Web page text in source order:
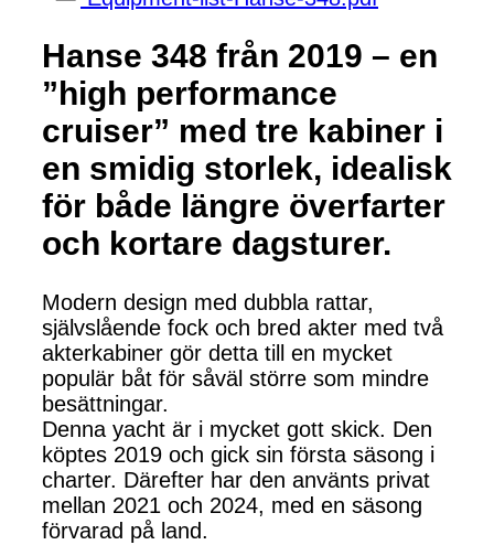
Hanse 348 från 2019 – en
”high performance
cruiser” med tre kabiner i
en smidig storlek, idealisk
för både längre överfarter
och kortare dagsturer.
Modern design med dubbla rattar,
självslående fock och bred akter med två
akterkabiner gör detta till en mycket
populär båt för såväl större som mindre
besättningar.
Denna yacht är i mycket gott skick. Den
köptes 2019 och gick sin första säsong i
charter. Därefter har den använts privat
mellan 2021 och 2024, med en säsong
förvarad på land.